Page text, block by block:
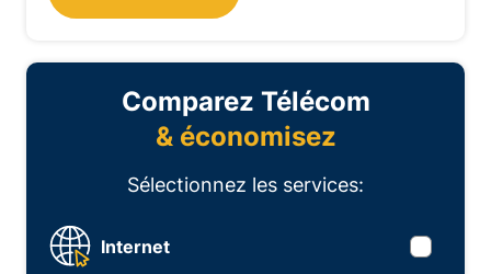
Comparez Télécom
& économisez
Sélectionnez les services:
Internet